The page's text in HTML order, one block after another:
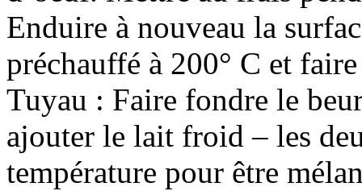
Enduire à nouveau la
préchauffé à 200° C et
Tuyau : Faire fondre le
ajouter le lait froid – les
température pour être